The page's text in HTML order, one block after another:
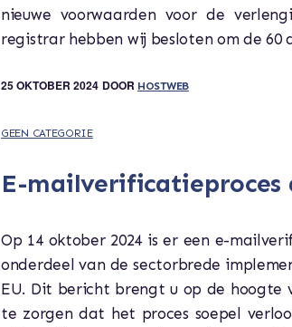
nieuwe voorwaarden voor de
registrar hebben wij besloten om de 60
25 OKTOBER 2024 DOOR HOSTWEB
GEEN CATEGORIE
E-mailverificatieproces
Op 14 oktober 2024 is er een e-
onderdeel van de sectorbrede
EU. Dit bericht brengt u op de hoogte
te zorgen dat het proces soepel